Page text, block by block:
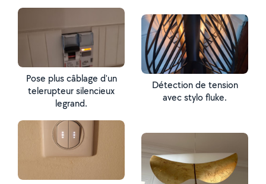
Pose plus câblage d'un
telerupteur silencieux
legrand.
Détection de tension
avec stylo fluke.